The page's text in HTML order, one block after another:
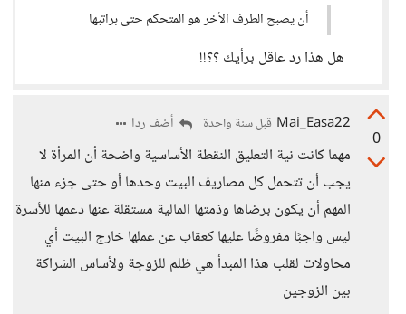
أن يصبح الطرف الأخر هو المتحكم حتى براتبها
هل هذا رد عاقل برأيك ؟؟!!
0
Mai_Easa22 قبل سنة واحدة أضف ردا
مهما كانت نية التعليق النقطة الأساسية واضحة أن المرأة لا
يجب أن تتحمل كل مصاريف البيت وحدها أو حتى جزء منها
المهم أن يكون برضاها وذمتها المالية مستقلة عنها دعمها للأسرة
ليس واجبًا مفروضًا عليها كعقاب عن عملها خارج البيت أي
محاولات لقلب هذا المبدأ هي ظلم للزوجة ولأساس الشراكة
بين الزوجين